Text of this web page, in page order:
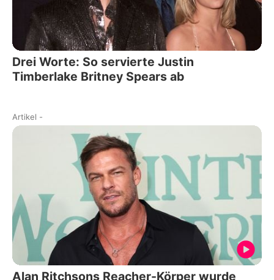
Drei Worte: So servierte Justin
Timberlake Britney Spears ab
Artikel -
Alan Ritchsons Reacher-Körper wurde